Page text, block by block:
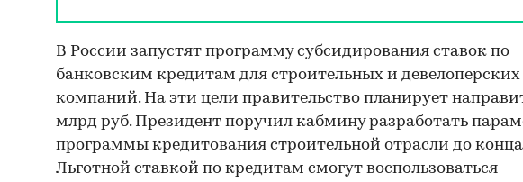
В России запустят программу субсидирования ставок по
банковским кредитам для строительных и девелоперских
компаний. На эти цели правительство планирует
млрд руб. Президент поручил кабмину разработать
программы кредитования строительной отрасли до конца
Льготной ставкой по кредитам смогут воспользоваться